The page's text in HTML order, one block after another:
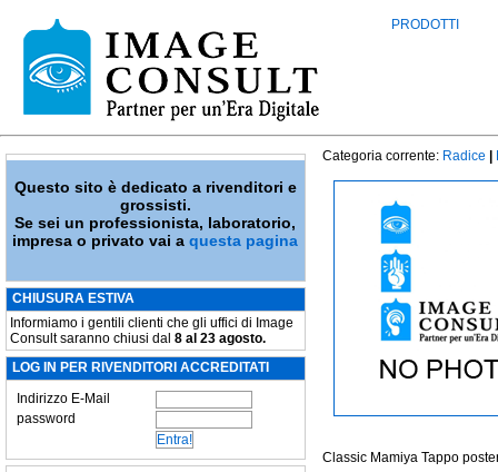
PRODOTTI
Questo sito è dedicato a rivenditori e
grossisti.
Se sei un professionista, laboratorio,
impresa o privato vai aquesta pagina
CHIUSURA ESTIVA
Informiamo i gentili clienti che gli uffici di Image
Consult saranno chiusi dal 8 al 23 agosto.
LOG IN PER RIVENDITORI ACCREDITATI
Indirizzo E-Mail
password
Categoria corrente: Radice
Classic Mamiya Tappo